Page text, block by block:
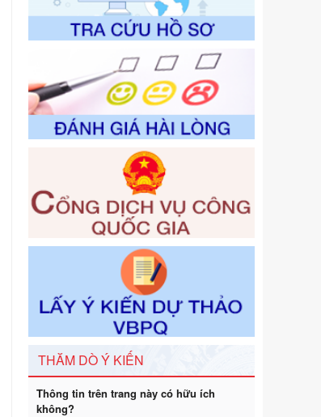
Số kí hiệu:291/2026/NĐ-CP
Tên: Nghị định số 291/2026/NĐ-CP
của Chính phủ: Sửa đổi, bổ sung
một số điều của Nghị định số
125/2020/NĐ-СР ngày 19 tháng 10
năm 2020 của Chính phủ quy định
xử phạt vi phạm hành chính về thuế,
hóa đơn được sửa đổi, bổ sung bởi
Nghị định số 102/2021/NĐ-CP
Ngày ban hành: 20/07/2026
Số kí hiệu:
2303/QĐ-UBND
Tên: Quyết định công bố Danh mục
thủ tục hành chính mới ban hành,
được sửa đổi, bổ sung, bị bãi bỏ và
phê duyệt Quy trình nội bộ, quy trình
điện tử giải quyết thủ tục hành chính
trong một số lĩnh vực thuộc phạm vi
chức năng quản lý của Sở Văn hóa,
Số kí hiệu:2304/QĐ-UBND
Tên: Quyết định công bố Danh mục
thủ tục hành chính được sửa đổi, bổ
THĂM DÒ Ý KIẾN
Thông tin trên trang này có hữu ích
không?